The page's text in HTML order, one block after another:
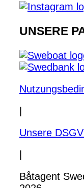
UNSERE
Unsere
Båtagent